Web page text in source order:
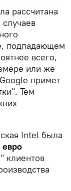
рассчитана
подпадающем
всего,
или же
примет
Тем
Intel была
евро
клиентов